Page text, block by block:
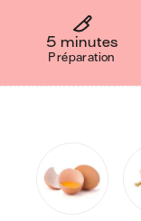
5 minutes
Préparation